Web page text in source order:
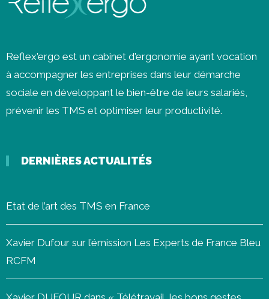
Reflex'ergo est un cabinet d'ergonomie ayant vocation
à accompagner les entreprises dans leur démarche
sociale en développant le bien-être de leurs salariés,
prévenir les TMS et optimiser leur productivité.
DERNIÈRES ACTUALITÉS
Etat de l’art des TMS en France
Xavier Dufour sur l’émission Les Experts de France Bleu
RCFM